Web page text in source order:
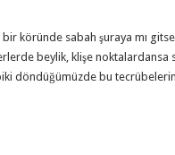
köründe sabah şuraya mı
beylik, klişe noktalardansa
döndüğümüzde bu